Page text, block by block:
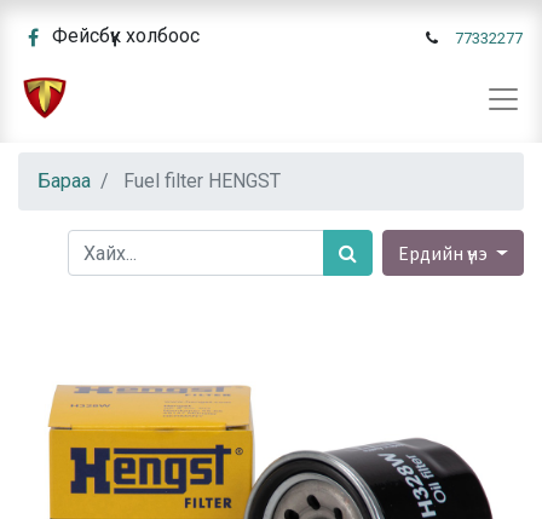
Фейсбүүк холбоос 77332277
Бараа Fuel filter HENGST
Ердийн үнэ